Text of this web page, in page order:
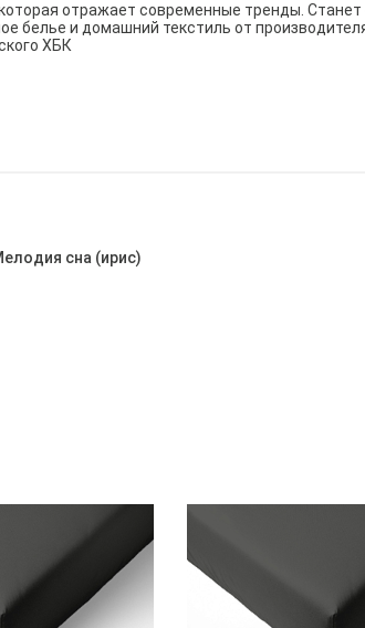
отражает современные тренды.
белье и домашний текстиль от
ХБК
сна (ирис)